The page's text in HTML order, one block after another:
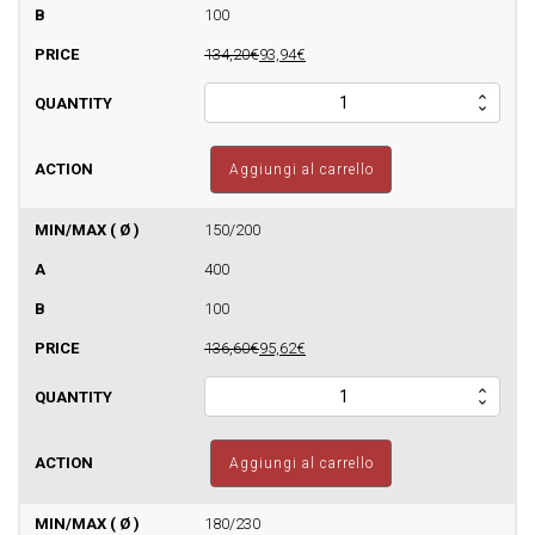
quantità
100
134,20€93,94€
Piastra
drenaggio
Canna
parete
quantità
Aggiungi al carrello
150/200
400
100
136,60€95,62€
Piastra
drenaggio
Canna
Aggiungi al carrello
180/230